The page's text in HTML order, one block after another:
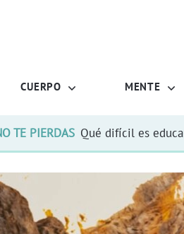
CUERPO MENTE
TE PIERDAS Qué difícil es